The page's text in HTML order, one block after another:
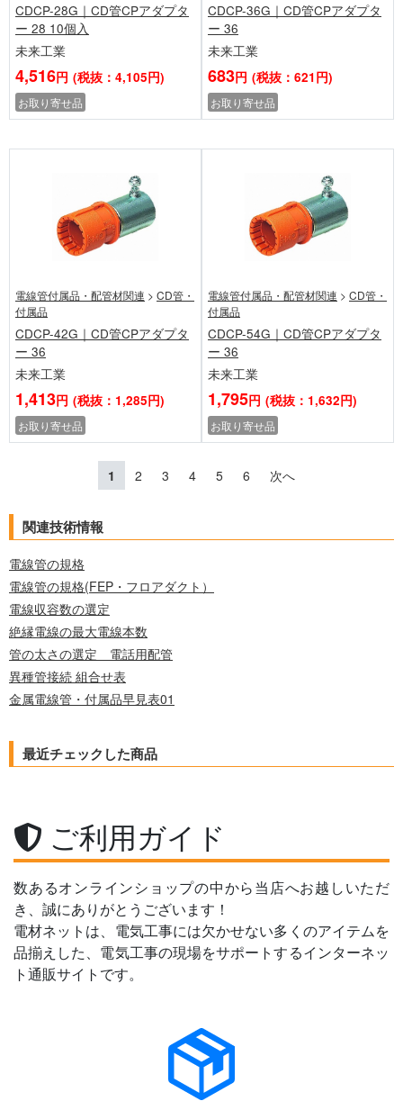
CDCP-28G｜CD管CPアダプタ
ー 28 10個入
未来工業
4,516円 (税抜：4,105円)
お取り寄せ品
CDCP-36G｜CD管CPアダプタ
ー 36
未来工業
683円 (税抜：621円)
お取り寄せ品
電線管付属品・配管材関連 > CD管・
付属品
CDCP-42G｜CD管CPアダプタ
ー 36
未来工業
1,413円 (税抜：1,285円)
お取り寄せ品
電線管付属品・配管材関連 > CD管・
付属品
CDCP-54G｜CD管CPアダプタ
ー 36
未来工業
1,795円 (税抜：1,632円)
お取り寄せ品
1 2 3 4 5 6 次へ
関連技術情報
電線管の規格
電線管の規格(FEP・フロアダクト）
電線収容数の選定
絶縁電線の最大電線本数
管の太さの選定 電話用配管
異種管接続 組合せ表
金属電線管・付属品早見表01
最近チェックした商品
ご利用ガイド
数あるオンラインショップの中から当店へお越しいただ
き、誠にありがとうございます！
電材ネットは、電気工事には欠かせない多くのアイテムを
品揃えした、電気工事の現場をサポートするインターネッ
ト通販サイトです。